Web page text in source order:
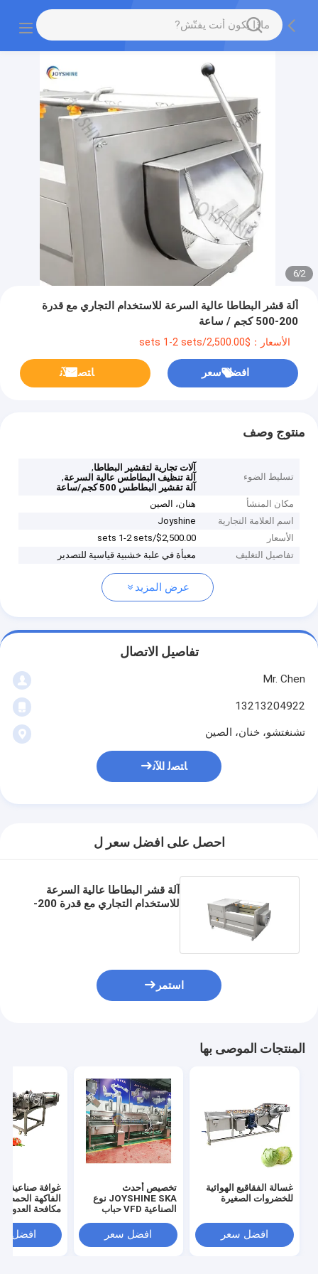
2
/
6
آلة قشر البطاطا عالية السرعة للاستخدام التجاري مع قدرة
200-500 كجم / ساعة
الأسعار：$2,500.00/sets 1-2 sets
افضل سعر ﺎﺘﺼﻟ ﺍﻶﻧ
منتوج وصف
تسليط الضوء
آلات تجارية لتقشير البطاطا,
آلة تنظيف البطاطس عالية السرعة,
آلة تقشير البطاطس 500 كجم/ساعة
مكان المنشأ
هنان، الصين
اسم العلامة التجارية
Joyshine
الأسعار
$2,500.00/sets 1-2 sets
تفاصيل التغليف
معبأة في علبة خشبية قياسية للتصدير
عرض المزيد
تفاصيل الاتصال
Mr. Chen
13213204922
تشنغتشو، خنان، الصين
ﺎﺘﺼﻟ ﺍﻶﻧ
احصل على افضل سعر ل
آلة قشر البطاطا عالية السرعة
للاستخدام التجاري مع قدرة 200-
استمر
المنتجات الموصى بها
غسالة الفقاقيع الهوائية
للخضروات الصغيرة
افضل سعر
تخصيص أحدث
JOYSHINE SKA نوع
الصناعية VFD حباب
افضل سعر
غوافة صناعية
الفاكهة
مكافحة العدوى
JOYSHINE
افضل